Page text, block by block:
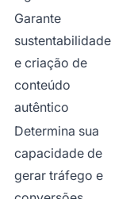
Garante
sustentabilidade
e criação de
conteúdo
autêntico
Determina sua
capacidade de
gerar tráfego e